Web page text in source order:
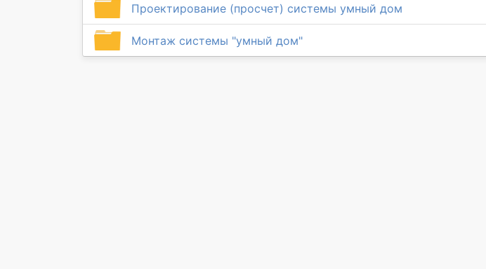
Проектирование (просчет) системы умный дом
Монтаж системы "умный дом"